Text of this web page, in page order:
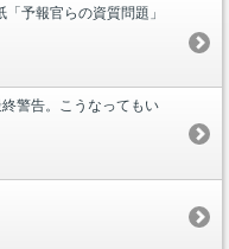
予報官らの資質問題」
終警告。こうなってもい